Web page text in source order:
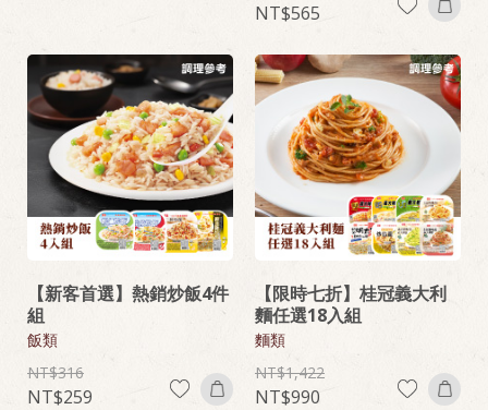
565
【新客首選】熱銷炒飯4件
組
飯類
316
259
【限時七折】桂冠義大利
麵任選18入組
麵類
1,422
990